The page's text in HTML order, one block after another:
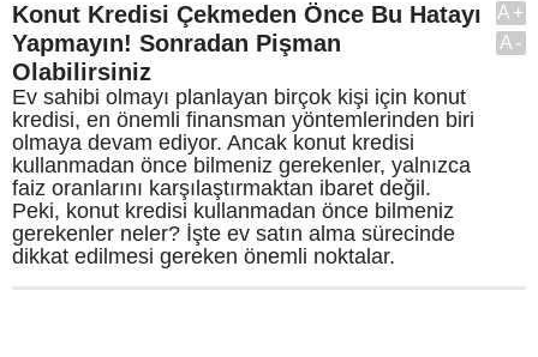
Konut Kredisi Çekmeden Önce Bu Hatayı
Yapmayın! Sonradan Pişman
Olabilirsiniz
Ev sahibi olmayı planlayan birçok kişi için konut
kredisi, en önemli finansman yöntemlerinden biri
olmaya devam ediyor. Ancak konut kredisi
kullanmadan önce bilmeniz gerekenler, yalnızca
faiz oranlarını karşılaştırmaktan ibaret değil.
Peki, konut kredisi kullanmadan önce bilmeniz
gerekenler neler? İşte ev satın alma sürecinde
dikkat edilmesi gereken önemli noktalar.
A+
A-